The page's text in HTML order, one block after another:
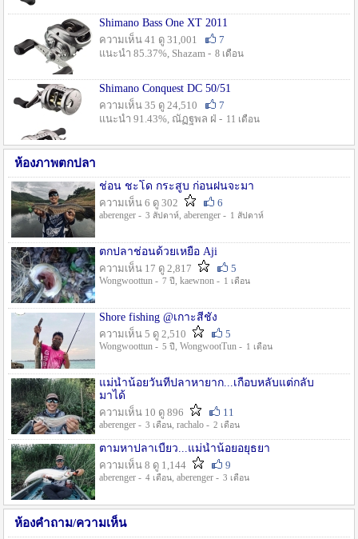
Shimano Bass One XT 2011
ความเห็น 41 ดู 31,001
7
แนะนำ 85.37%, Shazam - 8 เดือน
Shimano Conquest DC 50/51
ความเห็น 35 ดู 24,510
7
แนะนำ 91.43%, ณัฏฐพล ฝ่ - 11 เดือน
ห้องภาพตกปลา
ช่อน ชะโด กระสูบ ก่อนฝนจะมา
ความเห็น 6 ดู 302
6
aberenger - 3 สัปดาห์, aberenger - 1 สัปดาห์
ตกปลาช่อนด้วยเหยื่อ Aji
ความเห็น 17 ดู 2,817
5
Wongwoottun - 7 ปี , kaewnon - 1 เดือน
Shore fishing @เกาะสีชัง
ความเห็น 5 ดู 2,510
5
Wongwoottun - 5 ปี , WongwootTun - 1 เดือน
แม่น้ำน้อยวันที่ปลาหายาก...เกือบหลับแต่กลับ
มาได้
ความเห็น 10 ดู 896
11
aberenger - 3 เดือน, rachalo - 2 เดือน
ตามหาปลาเบี้ยว...แม่น้ำน้อยอยุธยา
ความเห็น 8 ดู 1,144
9
aberenger - 4 เดือน, aberenger - 3 เดือน
ห้องคำถาม/ความเห็น